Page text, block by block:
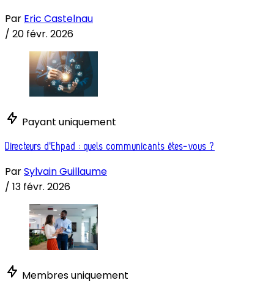
Par Eric Castelnau
/ 20 févr. 2026
Payant uniquement
Directeurs d'Ehpad : quels communicants êtes-vous ?
ParSylvain Guillaume
/ 13 févr. 2026
Membres uniquement